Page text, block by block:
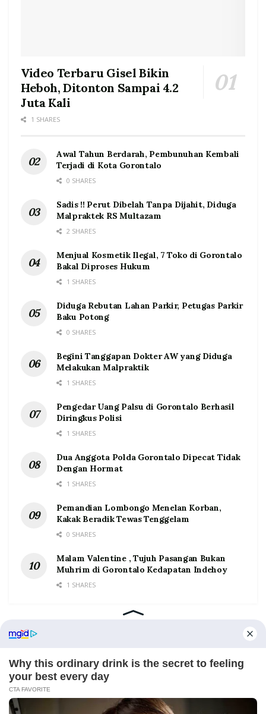
Video Terbaru Gisel Bikin
Heboh, Ditonton Sampai 4.2
Juta Kali
1 SHARES
Awal Tahun Berdarah, Pembunuhan Kembali
Terjadi di Kota Gorontalo
0 SHARES
Sadis !! Perut Dibelah Tanpa Dijahit, Diduga
Malpraktek RS Multazam
2 SHARES
Menjual Kosmetik Ilegal, 7 Toko di Gorontalo
Bakal Diproses Hukum
1 SHARES
Diduga Rebutan Lahan Parkir, Petugas Parkir
Baku Potong
0 SHARES
Begini Tanggapan Dokter AW yang Diduga
Melakukan Malpraktik
1 SHARES
Pengedar Uang Palsu di Gorontalo Berhasil
Diringkus Polisi
1 SHARES
Dua Anggota Polda Gorontalo Dipecat Tidak
Dengan Hormat
1 SHARES
Pemandian Lombongo Menelan Korban,
Kakak Beradik Tewas Tenggelam
0 SHARES
Malam Valentine , Tujuh Pasangan Bukan
Muhrim di Gorontalo Kedapatan Indehoy
1 SHARES
Home Tentang Kontak Redaksi Pedoman Media Siber